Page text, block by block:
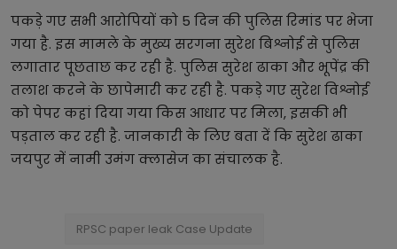
पकड़े गए सभी आरोपियों को 5 दिन की पुलिस रिमांड पर भेजा
गया है. इस मामले के मुख्य सरगना सुरेश बिश्नोई से पुलिस
लगातार पूछताछ कर रही है. पुलिस सुरेश ढाका और भूपेंद्र की
तलाश करने के छापेमारी कर रही है. पकड़े गए सुरेश विश्नोई
को पेपर कहां दिया गया किस आधार पर मिला, इसकी भी
पड़ताल कर रही है. जानकारी के लिए बता दें कि सुरेश ढाका
जयपुर में नामी उमंग क्लासेज का संचालक है.
RPSC paper leak Case Update